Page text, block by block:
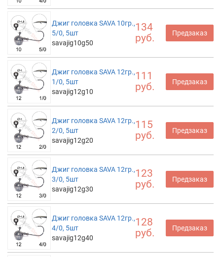
Джиг головка SAVA 10гр.,
5/0, 5шт
savajig10g50
134
руб.
Предзаказ
Джиг головка SAVA 12гр.,
1/0, 5шт
savajig12g10
111
руб.
Предзаказ
Джиг головка SAVA 12гр.,
2/0, 5шт
savajig12g20
115
руб.
Предзаказ
Джиг головка SAVA 12гр.,
3/0, 5шт
savajig12g30
123
руб.
Предзаказ
Джиг головка SAVA 12гр.,
4/0, 5шт
savajig12g40
128
руб.
Предзаказ